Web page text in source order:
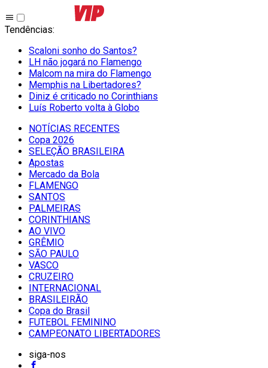
Tendências:
Scaloni sonho do Santos?
LH não jogará no Flamengo
Malcom na mira do Flamengo
Memphis na Libertadores?
Diniz é criticado no Corinthians
Luís Roberto volta à Globo
NOTÍCIAS RECENTES
Copa 2026
SELEÇÃO BRASILEIRA
Apostas
Mercado da Bola
FLAMENGO
SANTOS
PALMEIRAS
CORINTHIANS
AO VIVO
GRÊMIO
SĀO PAULO
VASCO
CRUZEIRO
INTERNACIONAL
BRASILEIRÃO
Copa do Brasil
FUTEBOL FEMININO
CAMPEONATO LIBERTADORES
siga-nos